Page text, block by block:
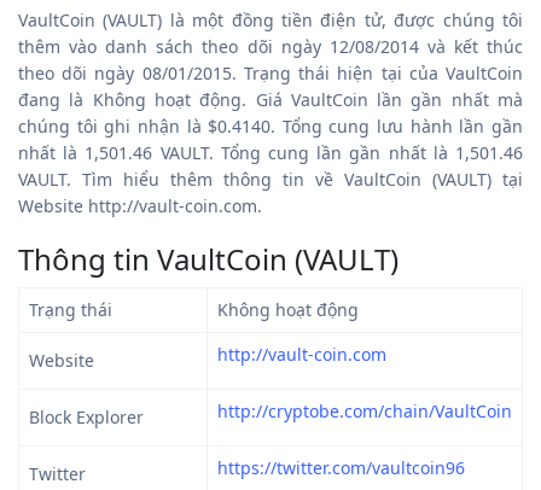
VaultCoin (VAULT) là một đồng tiền điện tử, được chúng tôi
thêm vào danh sách theo dõi ngày 12/08/2014 và kết thúc
theo dõi ngày 08/01/2015. Trạng thái hiện tại của VaultCoin
đang là Không hoạt động. Giá VaultCoin lần gần nhất mà
chúng tôi ghi nhận là $0.4140. Tổng cung lưu hành lần gần
nhất là 1,501.46 VAULT. Tổng cung lần gần nhất là 1,501.46
VAULT. Tìm hiểu thêm thông tin về VaultCoin (VAULT) tại
Website http://vault-coin.com.
Thông tin VaultCoin (VAULT)
Trạng thái Không hoạt động
Website http://vault-coin.com
Block Explorer http://cryptobe.com/chain/VaultCoin
Twitter https://twitter.com/vaultcoin96